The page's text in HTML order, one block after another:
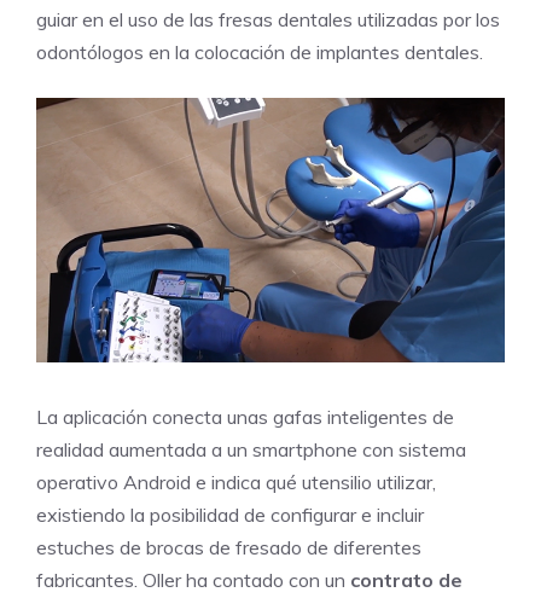
guiar en el uso de las fresas dentales utilizadas por los
odontólogos en la colocación de implantes dentales.
La aplicación conecta unas gafas inteligentes de
realidad aumentada a un smartphone con sistema
operativo Android e indica qué utensilio utilizar,
existiendo la posibilidad de configurar e incluir
estuches de brocas de fresado de diferentes
fabricantes. Oller ha contado con un contrato de